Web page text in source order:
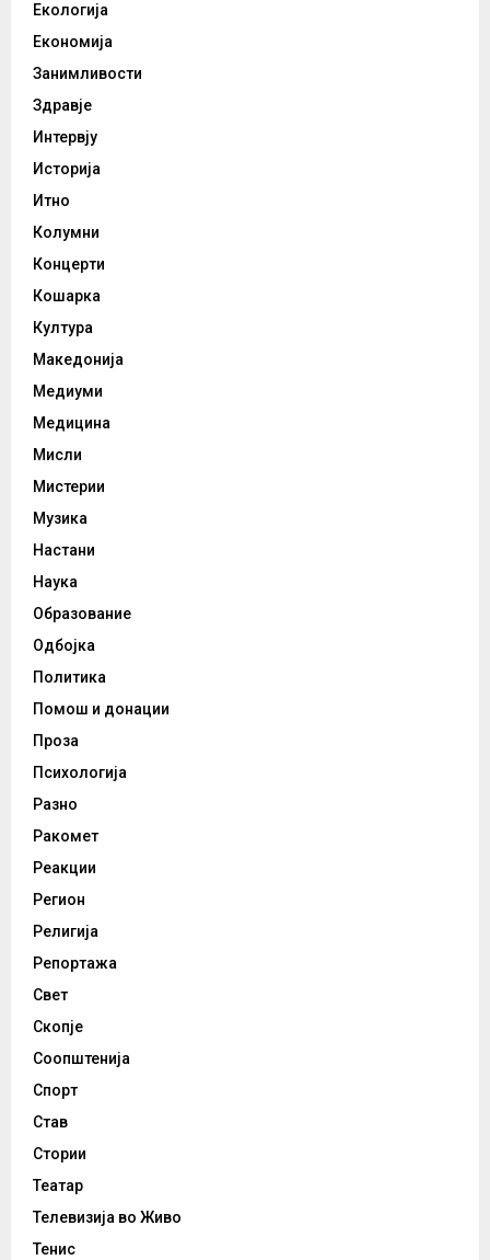
Екологија
Економија
Занимливости
Здравје
Интервју
Историја
Итно
Колумни
Концерти
Кошарка
Култура
Македонија
Медиуми
Медицина
Мисли
Мистерии
Музика
Настани
Наука
Образование
Одбојка
Политика
Помош и донации
Проза
Психологија
Разно
Ракомет
Реакции
Регион
Религија
Репортажа
Свет
Скопје
Соопштенија
Спорт
Став
Стории
Театар
Телевизија во Живо
Тенис